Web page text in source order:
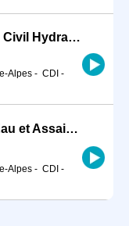
Consultant Ingénieur MOE Génie Civil Hydraulique H/F
Alpes - CDI -
Chargé d'études en métrologie Eau et Assainissement (H/F)
Alpes - CDI -